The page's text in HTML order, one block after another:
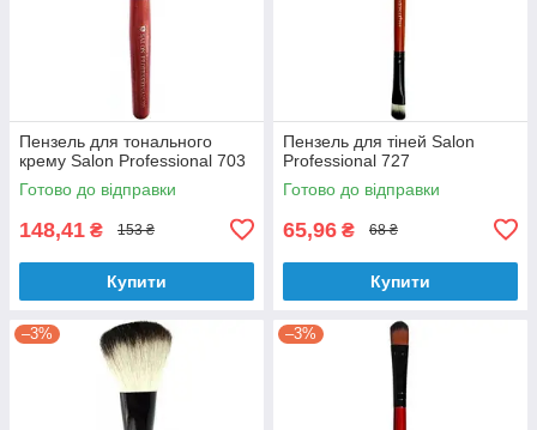
Пензель для тонального
крему Salon Professional 703
Готово до відправки
148,41 ₴ 153 ₴
Купити
Пензель для тіней Salon
Professional 727
Готово до відправки
65,96 ₴ 68 ₴
Купити
–3% –3%